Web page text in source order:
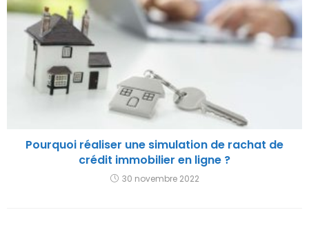
Pourquoi réaliser une simulation de rachat de
crédit immobilier en ligne ?
30 novembre 2022